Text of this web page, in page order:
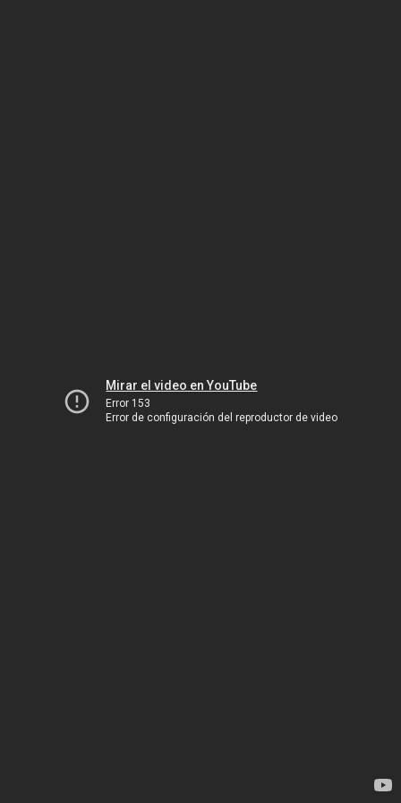
Mirar el video en YouTube
Error 153
Error de configuración del reproductor de video